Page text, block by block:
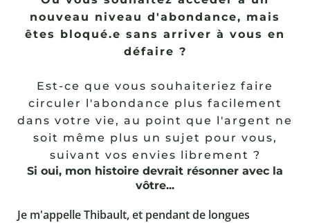
nouveau niveau d'abondance, mais
êtes bloqué.e sans arriver à vous en
défaire ?
Est-ce que vous souhaiteriez faire
circuler l'abondance plus facilement
dans votre vie, au point que l'argent ne
soit même plus un sujet pour vous,
suivant vos envies librement ?
Si oui, mon histoire devrait résonner avec la
vôtre...
Je m'appelle Thibault, et pendant de longues